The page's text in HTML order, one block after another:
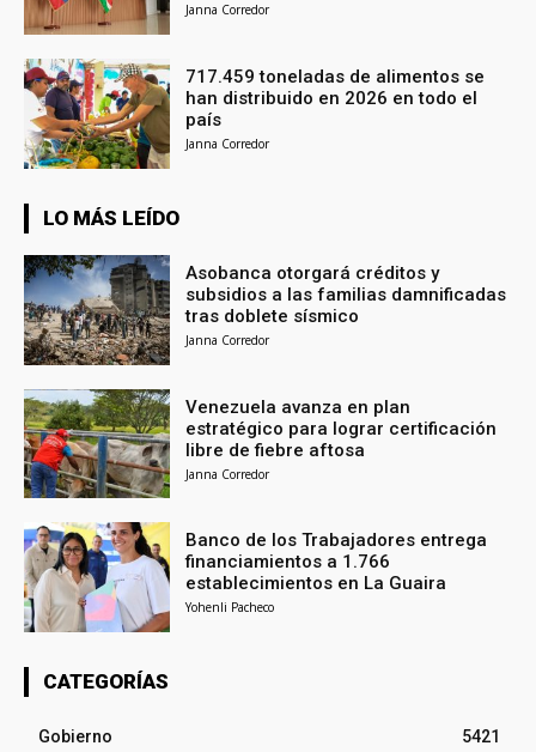
Janna Corredor
717.459 toneladas de alimentos se
han distribuido en 2026 en todo el
país
Janna Corredor
LO MÁS LEÍDO
Asobanca otorgará créditos y
subsidios a las familias damnificadas
tras doblete sísmico
Janna Corredor
Venezuela avanza en plan
estratégico para lograr certificación
libre de fiebre aftosa
Janna Corredor
Banco de los Trabajadores entrega
financiamientos a 1.766
establecimientos en La Guaira
Yohenli Pacheco
CATEGORÍAS
Gobierno
5421